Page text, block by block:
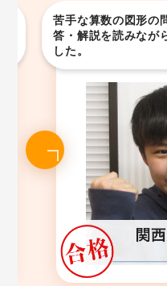
苦手な算数の図形の
答・解説を読みなが
した。